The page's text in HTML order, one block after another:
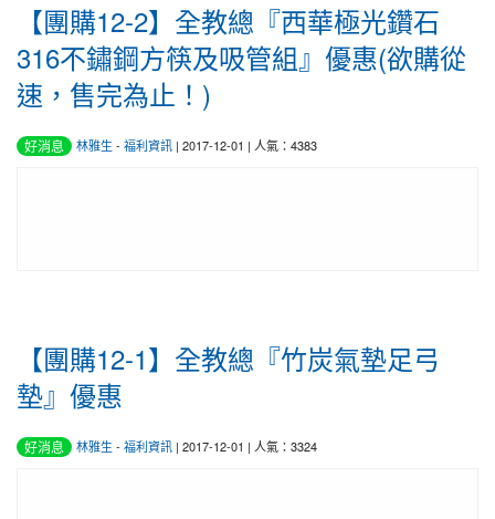
【團購12-2】全教總『西華極光鑽石
316不鏽鋼方筷及吸管組』優惠(欲購從
速，售完為止！)
好消息 林雅生 - 福利資訊 | 2017-12-01 | 人氣：4383
【團購12-1】全教總『竹炭氣墊足弓
墊』優惠
好消息 林雅生 - 福利資訊 | 2017-12-01 | 人氣：3324